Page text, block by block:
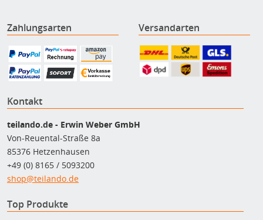
Zahlungsarten Versandarten
Kontakt
teilando.de - Erwin Weber GmbH
Von-Reuental-Straße 8a
85376 Hetzenhausen
+49 (0) 8165 / 5093200
shop@teilando.de
Top Produkte